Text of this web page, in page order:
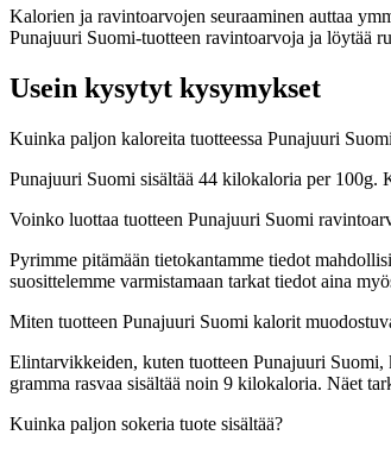
Kalorien ja ravintoarvojen seuraaminen auttaa
Punajuuri Suomi-tuotteen ravintoarvoja ja löytää
Usein kysytyt kysymykset
Kuinka paljon kaloreita tuotteessa Punajuuri
Punajuuri Suomi sisältää 44 kilokaloria per 100g.
Voinko luottaa tuotteen Punajuuri Suomi
Pyrimme pitämään tietokantamme tiedot
suosittelemme varmistamaan tarkat tiedot aina
Miten tuotteen Punajuuri Suomi kalorit
Elintarvikkeiden, kuten tuotteen Punajuuri
gramma rasvaa sisältää noin 9 kilokaloria. Näet
Kuinka paljon sokeria tuote sisältää?